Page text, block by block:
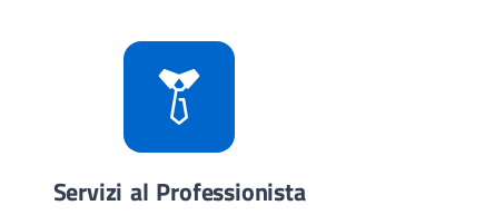
Servizi al Professionista